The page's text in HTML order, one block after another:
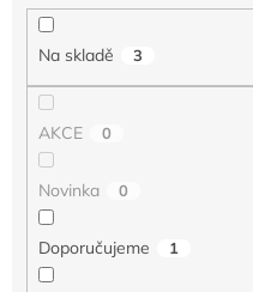
Na skladě 3
AKCE 0
Novinka 0
Doporučujeme 1